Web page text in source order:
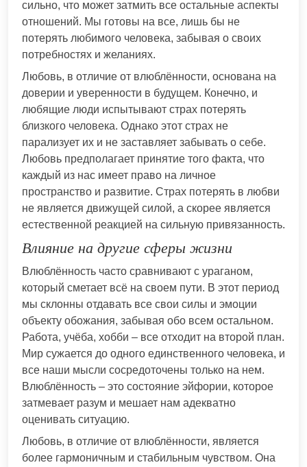
сильно, что может затмить все остальные аспекты
отношений. Мы готовы на все, лишь бы не
потерять любимого человека, забывая о своих
потребностях и желаниях.
Любовь, в отличие от влюблённости, основана на
доверии и уверенности в будущем. Конечно, и
любящие люди испытывают страх потерять
близкого человека. Однако этот страх не
парализует их и не заставляет забывать о себе.
Любовь предполагает принятие того факта, что
каждый из нас имеет право на личное
пространство и развитие. Страх потерять в любви
не является движущей силой, а скорее является
естественной реакцией на сильную привязанность.
Влияние на другие сферы жизни
Влюблённость часто сравнивают с ураганом,
который сметает всё на своем пути. В этот период
мы склонны отдавать все свои силы и эмоции
объекту обожания, забывая обо всем остальном.
Работа, учёба, хобби – все отходит на второй план.
Мир сужается до одного единственного человека, и
все наши мысли сосредоточены только на нем.
Влюблённость – это состояние эйфории, которое
затмевает разум и мешает нам адекватно
оценивать ситуацию.
Любовь, в отличие от влюблённости, является
более гармоничным и стабильным чувством. Она